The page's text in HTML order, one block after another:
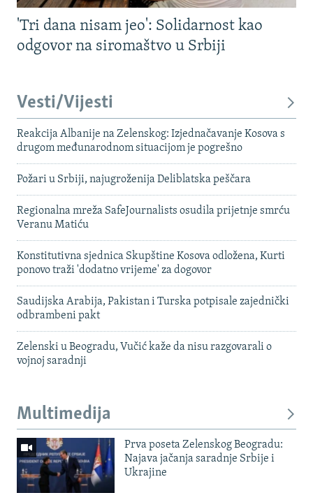
'Tri dana nisam jeo': Solidarnost kao
odgovor na siromaštvo u Srbiji
Vesti/Vijesti
Reakcija Albanije na Zelenskog: Izjednačavanje Kosova s ​​
drugom međunarodnom situacijom je pogrešno
Požari u Srbiji, najugroženija Deliblatska peščara
Regionalna mreža SafeJournalists osudila prijetnje smrću
Veranu Matiću
Konstitutivna sjednica Skupštine Kosova odložena, Kurti
ponovo traži 'dodatno vrijeme' za dogovor
Saudijska Arabija, Pakistan i Turska potpisale zajednički
odbrambeni pakt
Zelenski u Beogradu, Vučić kaže da nisu razgovarali o
vojnoj saradnji
Multimedija
Prva poseta Zelenskog Beogradu:
Najava jačanja saradnje Srbije i
Ukrajine